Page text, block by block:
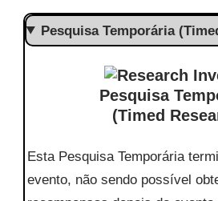
Pesquisa Temporária
Pesquisa
(Timed
Esta Pesquisa Temporária
evento, não sendo possível